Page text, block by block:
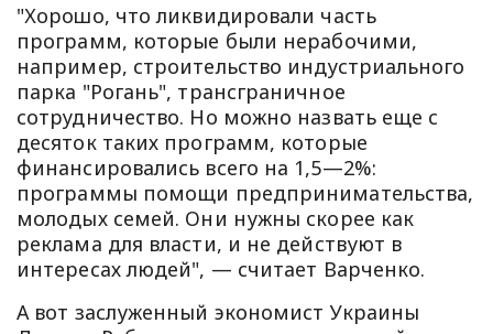
"Хорошо, что ликвидировали часть
программ, которые были нерабочими,
например, строительство индустриального
парка "Рогань", трансграничное
сотрудничество. Но можно назвать еще с
десяток таких программ, которые
финансировались всего на 1,5—2%:
программы помощи предпринимательства,
молодых семей. Они нужны скорее как
реклама для власти, и не действуют в
интересах людей", — считает Варченко.
А вот заслуженный экономист Украины